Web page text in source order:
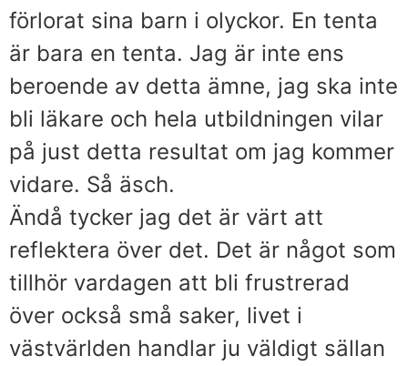
förlorat sina barn i olyckor. En tenta
är bara en tenta. Jag är inte ens
beroende av detta ämne, jag ska inte
bli läkare och hela utbildningen vilar
på just detta resultat om jag kommer
vidare. Så äsch.
Ändå tycker jag det är värt att
reflektera över det. Det är något som
tillhör vardagen att bli frustrerad
över också små saker, livet i
västvärlden handlar ju väldigt sällan